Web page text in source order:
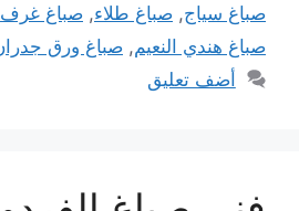
صباغ سياج, صباغ طلاء, صباغ غرف
صباغ هندي النعيم, صباغ ورق
أضف تعليق